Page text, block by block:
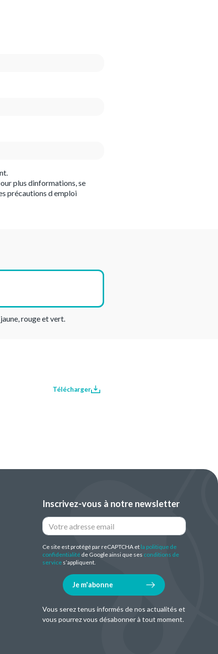
plus dinformations, se
précautions d emploi
rouge et vert.
Télécharger
Inscrivez-vous à notre newsletter
Ce site est protégé par reCAPTCHA et la politique de
confidentialitéde Google ainsi que ses conditions de
services’appliquent.
Je m'abonne
Vous serez tenus informés de nos actualités et
vous pourrez vous désabonner à tout moment.